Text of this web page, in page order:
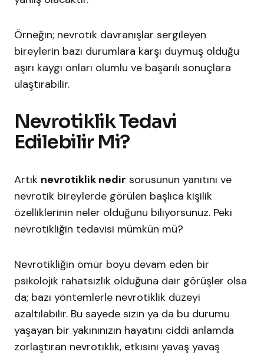
Örneğin; nevrotik davranışlar sergileyen
bireylerin bazı durumlara karşı duymuş olduğu
aşırı kaygı onları olumlu ve başarılı sonuçlara
ulaştırabilir.
Nevrotiklik Tedavi
Edilebilir Mi?
Artık nevrotiklik nedir sorusunun yanıtını ve
nevrotik bireylerde görülen başlıca kişilik
özelliklerinin neler olduğunu biliyorsunuz. Peki
nevrotikliğin tedavisi mümkün mü?
Nevrotikliğin ömür boyu devam eden bir
psikolojik rahatsızlık olduğuna dair görüşler olsa
da; bazı yöntemlerle nevrotiklik düzeyi
azaltılabilir. Bu sayede sizin ya da bu durumu
yaşayan bir yakınınızın hayatını ciddi anlamda
zorlaştıran nevrotiklik, etkisini yavaş yavaş